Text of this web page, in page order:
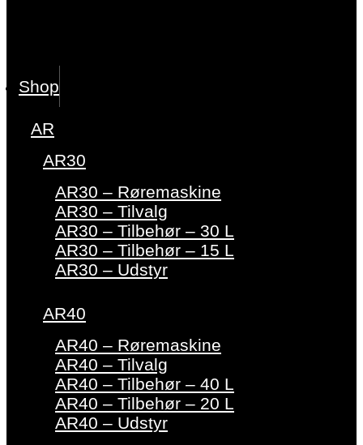
Shop
AR
AR30
AR30 – Røremaskine
AR30 – Tilvalg
AR30 – Tilbehør – 30 L
AR30 – Tilbehør – 15 L
AR30 – Udstyr
AR40
AR40 – Røremaskine
AR40 – Tilvalg
AR40 – Tilbehør – 40 L
AR40 – Tilbehør – 20 L
AR40 – Udstyr